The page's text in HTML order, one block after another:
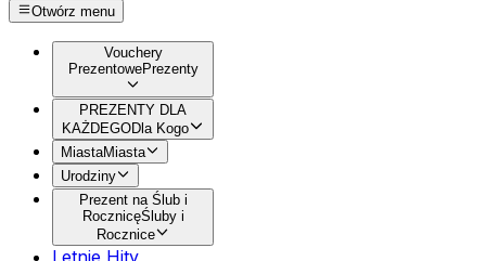
Otwórz menu
Vouchery
PrezentowePrezenty
PREZENTY DLA
KAŻDEGODla Kogo
MiastaMiasta
Urodziny
Prezent na Ślub i
RocznicęŚluby i
Rocznice
Letnie Hity